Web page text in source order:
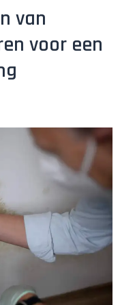
van
voor een